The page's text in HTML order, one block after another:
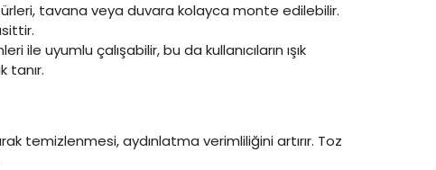
tavana veya duvara kolayca monte edilebilir.
ile uyumlu çalışabilir, bu da kullanıcıların ışık
tanır.
temizlenmesi, aydınlatma verimliliğini artırır. Toz